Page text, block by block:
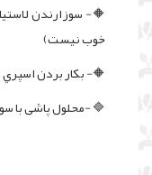
🔶- سوزارندن
خوب نیست)
🔶- بكار بردن
🔷 -محلول پاشی با